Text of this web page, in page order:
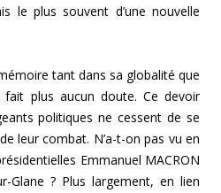
le plus souvent d’une nouvelle
tant dans sa globalité que
plus aucun doute. Ce devoir
politiques ne cessent de se
leur combat. N’a-t-on pas vu en
Emmanuel MACRON
Glane ? Plus largement, en lien